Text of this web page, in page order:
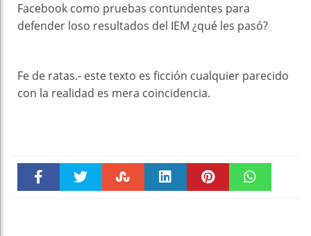
Facebook como pruebas contundentes para
defender loso resultados del IEM ¿qué les pasó?
Fe de ratas.- este texto es ficción cualquier parecido
con la realidad es mera coincidencia.